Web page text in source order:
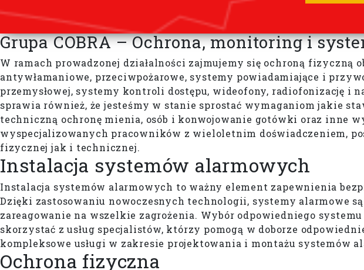
Grupa COBRA – Ochrona, monitoring i
W ramach prowadzonej działalności zajmujemy się ochroną
antywłamaniowe, przeciwpożarowe, systemy powiadamiające i
przemysłowej, systemy kontroli dostępu, wideofony, radiofonizację i
sprawia również, że jesteśmy w stanie sprostać wymaganiom jakie
techniczną ochronę mienia, osób i konwojowanie gotówki oraz inne
wyspecjalizowanych pracowników z wieloletnim doświadczeniem,
fizycznej jak i technicznej.
Instalacja systemów alarmowych
Instalacja systemów alarmowych to ważny element zapewnienia
Dzięki zastosowaniu nowoczesnych technologii, systemy alarmowe
zareagowanie na wszelkie zagrożenia. Wybór odpowiedniego
skorzystać z usług specjalistów, którzy pomogą w doborze
kompleksowe usługi w zakresie projektowania i montażu
Ochrona fizyczna